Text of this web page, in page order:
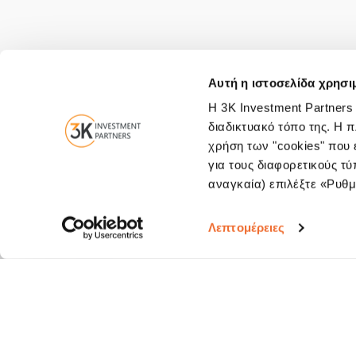
Αυτή η ιστοσελίδα
Η 3K Investment Partners
διαδικτυακό τόπο της. Η
χρήση των "cookies" που
για τους διαφορετικούς
αναγκαία) επιλέξτε
Λεπτομέρειες
Eleftheriou Venizelou